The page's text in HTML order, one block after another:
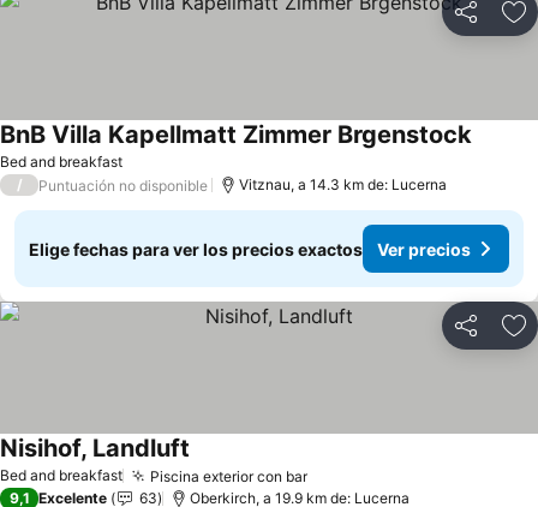
Compartir
Bed and breakfast
BnB Villa Kapellmatt Zimmer Brgenstock
/ Puntuación no disponible Vitznau, a 14.3 km de: Lucerna
Elige fechas para ver los precios exactos Ver precios
Compartir
Bed and breakfast Piscina exterior con bar
Nisihof, Landluft
9,1 Excelente 63 Oberkirch, a 19.9 km de: Lucerna